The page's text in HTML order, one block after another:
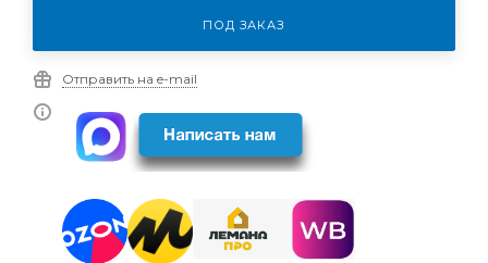
ПОД ЗАКАЗ
Отправить на e-mail